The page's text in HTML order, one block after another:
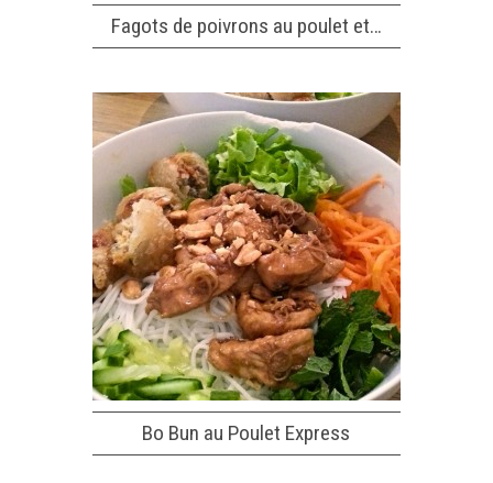
Fagots de poivrons au poulet et…
Bo Bun au Poulet Express